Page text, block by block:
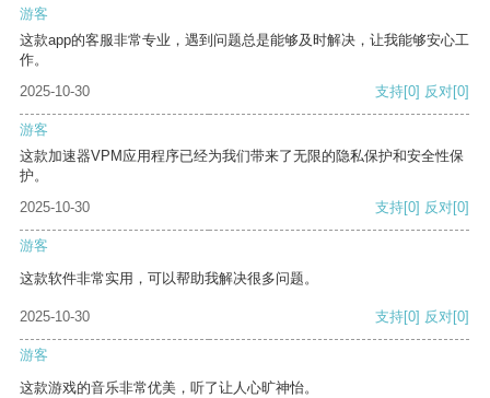
游客
这款app的客服非常专业，遇到问题总是能够及时解决，让我能够安心工
作。
2025-10-30
支持[0] 反对[0]
游客
这款加速器VPM应用程序已经为我们带来了无限的隐私保护和安全性保
护。
2025-10-30
支持[0] 反对[0]
游客
这款软件非常实用，可以帮助我解决很多问题。
2025-10-30 支持[0] 反对[0]
游客
这款游戏的音乐非常优美，听了让人心旷神怡。